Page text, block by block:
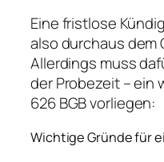
Eine fristlose
also durchaus dem
Allerdings muss
der Probezeit – ein
626 BGB vorliegen:
Wichtige Gründe für